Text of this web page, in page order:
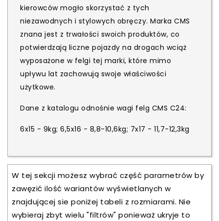
kierowców mogło skorzystać z tych
niezawodnych i stylowych obręczy. Marka CMS
znana jest z trwałości swoich produktów, co
potwierdzają liczne pojazdy na drogach wciąż
wyposażone w felgi tej marki, które mimo
upływu lat zachowują swoje właściwości
użytkowe.
Dane z katalogu odnośnie wagi felg CMS C24:
6x15 - 9kg; 6,5x16 - 8,8-10,6kg; 7x17 - 11,7-12,3kg
W tej sekcji możesz wybrać część parametrów by
zawęzić ilość wariantów wyświetlanych w
znajdującej sie poniżej tabeli z rozmiarami. Nie
wybieraj zbyt wielu "filtrów" ponieważ ukryje to